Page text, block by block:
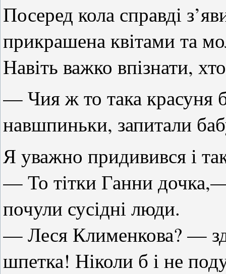
Посеред кола справді
прикрашена квітами та
Навіть важко впізнати,
— Чия ж то така красуня
навшпиньки, запитали
Я уважно придивився і
— То тітки Ганни
почули сусідні люди.
— Леся Клименкова? —
шпетка! Ніколи б і не